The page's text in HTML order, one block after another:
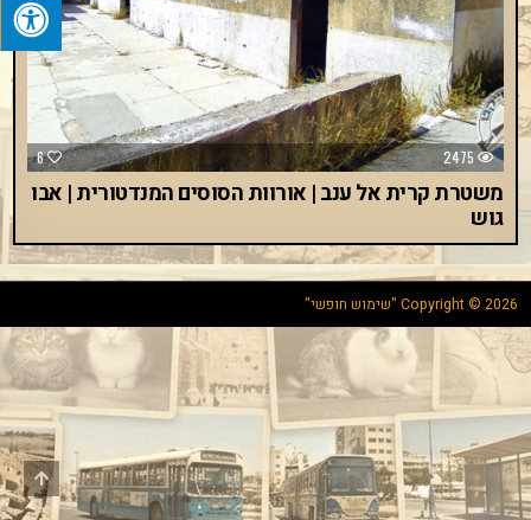
6 2475
משטרת קרית אל ענב | אורוות הסוסים המנדטורית | אבו
גוש
Copyright © 2026 "שימוש חופשי"
to
Top